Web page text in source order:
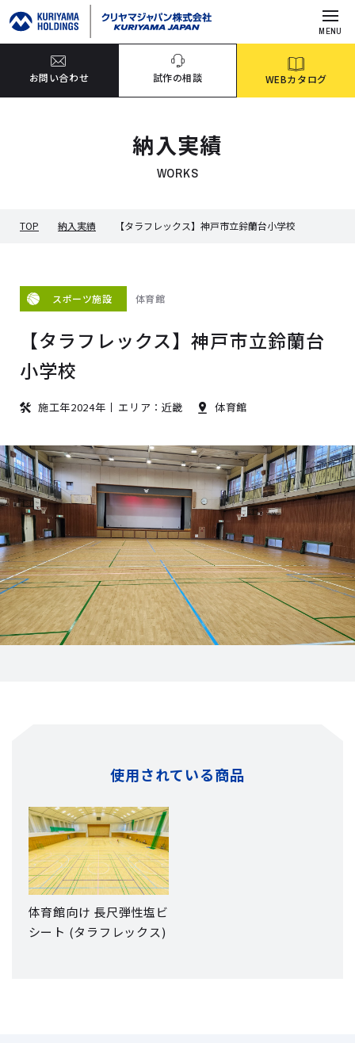
MENU
お問い合わせ 試作の相談 WEBカタログ
納入実績
WORKS
TOP 納入実績 【タラフレックス】神戸市立鈴蘭台小学校
スポーツ施設 体育館
【タラフレックス】神戸市立鈴蘭台
小学校
施工年2024年 エリア：近畿 体育館
使用されている商品
体育館向け 長尺弾性塩ビ
シート (タラフレックス)